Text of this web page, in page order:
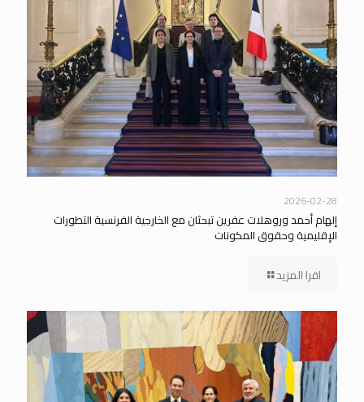
2026-02-28
إلهام أحمد وروهلات عفرين تبحثان مع الخارجية الفرنسية التطورات
الإقليمية وحقوق المكونات
اقرا المزيد